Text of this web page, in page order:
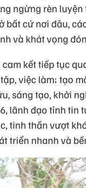
ngừng rèn
bất cứ nơi đâu,
và khát vọng
kết tiếp tục
việc làm; tạo
sáng tạo, khởi
lãnh đạo tỉnh tin
tinh thần vượt
triển nhanh và